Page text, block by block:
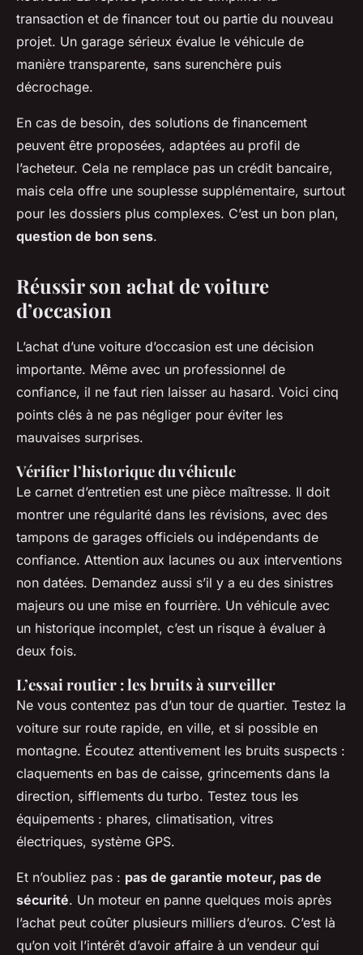
transaction et de financer tout ou partie du nouveau
projet. Un garage sérieux évalue le véhicule de
manière transparente, sans surenchère puis
décrochage.
En cas de besoin, des solutions de financement
peuvent être proposées, adaptées au profil de
l’acheteur. Cela ne remplace pas un crédit bancaire,
mais cela offre une souplesse supplémentaire, surtout
pour les dossiers plus complexes. C’est un bon plan,
question de bon sens.
Réussir son achat de voiture
d’occasion
L’achat d’une voiture d’occasion est une décision
importante. Même avec un professionnel de
confiance, il ne faut rien laisser au hasard. Voici cinq
points clés à ne pas négliger pour éviter les
mauvaises surprises.
Vérifier l’historique du véhicule
Le carnet d’entretien est une pièce maîtresse. Il doit
montrer une régularité dans les révisions, avec des
tampons de garages officiels ou indépendants de
confiance. Attention aux lacunes ou aux interventions
non datées. Demandez aussi s’il y a eu des sinistres
majeurs ou une mise en fourrière. Un véhicule avec
un historique incomplet, c’est un risque à évaluer à
deux fois.
L’essai routier : les bruits à surveiller
Ne vous contentez pas d’un tour de quartier. Testez la
voiture sur route rapide, en ville, et si possible en
montagne. Écoutez attentivement les bruits suspects :
claquements en bas de caisse, grincements dans la
direction, sifflements du turbo. Testez tous les
équipements : phares, climatisation, vitres
électriques, système GPS.
Et n’oubliez pas : pas de garantie moteur, pas de
sécurité. Un moteur en panne quelques mois après
l’achat peut coûter plusieurs milliers d’euros. C’est là
qu’on voit l’intérêt d’avoir affaire à un vendeur qui